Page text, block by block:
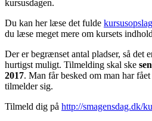
kursusdagen.
Du kan her læse det fulde kursusopslag
du læse meget mere om kursets
Der er begrænset antal pladser, så det
hurtigst muligt. Tilmelding skal ske
2017. Man får besked om man har fået
tilmelder sig.
Tilmeld dig på http://smagensdag.dk/